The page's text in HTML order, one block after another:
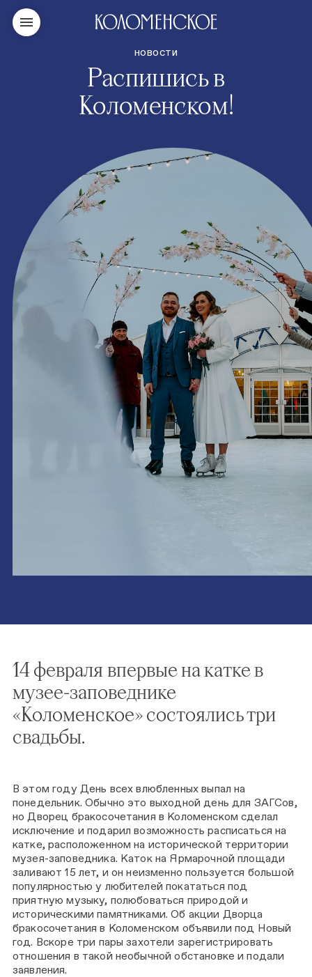
НОВОСТИ
Распишись в
Коломенском!
14 февраля впервые на катке в
музее-заповеднике
«Коломенское» состоялись три
свадьбы.
В этом году День всех влюбленных выпал на
понедельник. Обычно это выходной день для ЗАГСов,
но Дворец бракосочетания в Коломенском сделал
исключение и подарил возможность расписаться на
катке, расположенном на исторической территории
музея-заповедника. Каток на Ярмарочной площади
заливают 15 лет, и он неизменно пользуется большой
популярностью у любителей покататься под
приятную музыку, полюбоваться природой и
историческими памятниками. Об акции Дворца
бракосочетания в Коломенском объявили под Новый
год. Вскоре три пары захотели зарегистрировать
отношения в такой необычной обстановке и подали
заявления.